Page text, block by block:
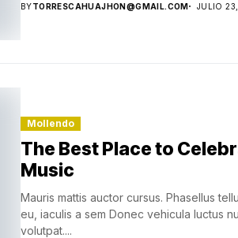
BYTORRESCAHUAJHON@GMAIL.COM JULIO
Mollendo
The Best Place to
Music
Mauris mattis auctor cursus. Phasellus
eu, iaculis a sem Donec vehicula luctus
volutpat....